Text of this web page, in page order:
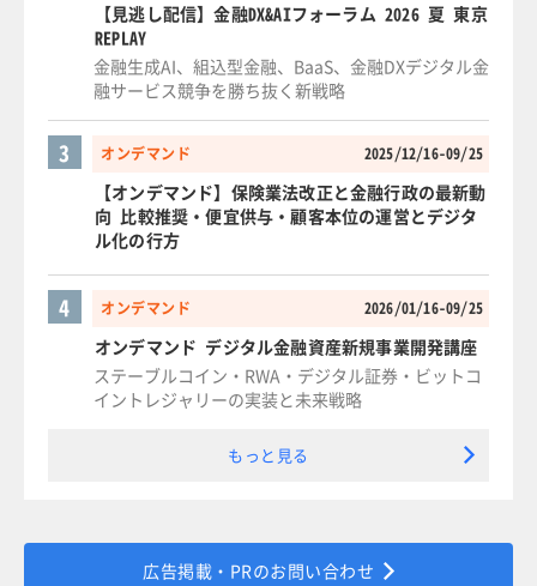
【見逃し配信】金融DX&AIフォーラム 2026 夏 東京
REPLAY
金融生成AI、組込型金融、BaaS、金融DXデジタル金
融サービス競争を勝ち抜く新戦略
オンデマンド 2025/12/16-09/25
3
【オンデマンド】保険業法改正と金融行政の最新動
向 比較推奨・便宜供与・顧客本位の運営とデジタ
ル化の行方
オンデマンド 2026/01/16-09/25
4
オンデマンド デジタル金融資産新規事業開発講座
ステーブルコイン・RWA・デジタル証券・ビットコ
イントレジャリーの実装と未来戦略
もっと見る
広告掲載・PRのお問い合わせ